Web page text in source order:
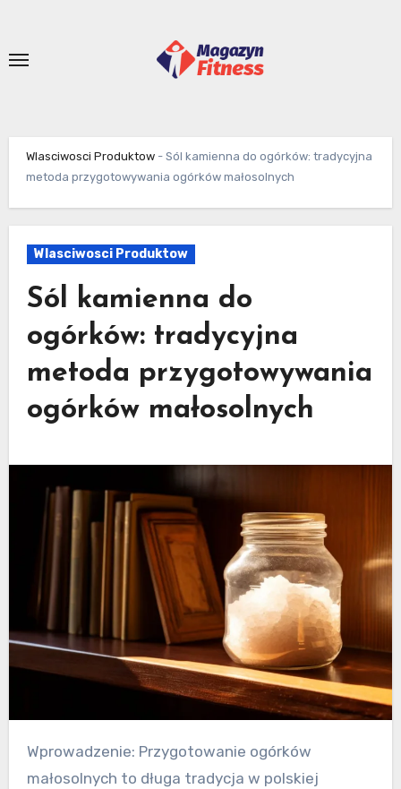
content
Wlasciwosci Produktow -Sól kamienna do ogórków: tradycyjna
metoda przygotowywania ogórków małosolnych
Wlasciwosci Produktow
Sól kamienna do
ogórków: tradycyjna
metoda przygotowywania
ogórków małosolnych
Wprowadzenie: Przygotowanie ogórków
małosolnych to długa tradycja w polskiej